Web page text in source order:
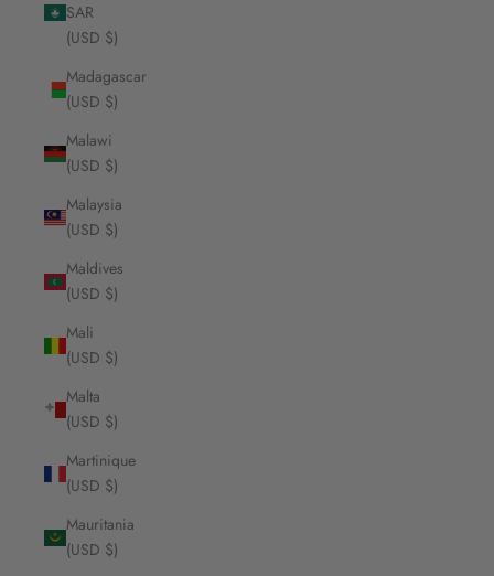
SAR
(USD $)
Madagascar
(USD $)
Malawi
(USD $)
Malaysia
(USD $)
Maldives
(USD $)
Mali
(USD $)
Malta
(USD $)
Martinique
(USD $)
Mauritania
(USD $)